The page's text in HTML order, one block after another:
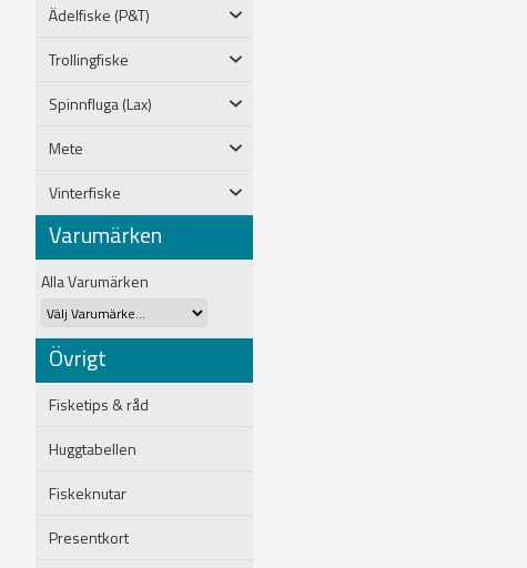
Ädelfiske (P&T)
Trollingfiske
Spinnfluga (Lax)
Mete
Vinterfiske
Varumärken
Alla Varumärken
Övrigt
Fisketips & råd
Huggtabellen
Fiskeknutar
Presentkort